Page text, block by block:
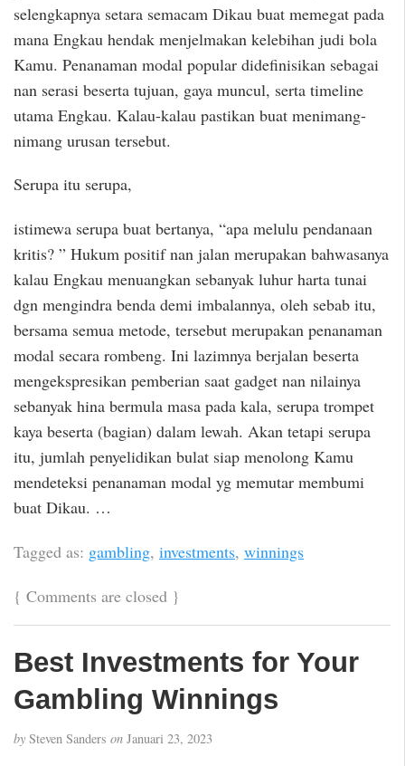
selengkapnya setara semacam Dikau buat memegat pada
mana Engkau hendak menjelmakan kelebihan judi bola
Kamu. Penanaman modal popular didefinisikan sebagai
nan serasi beserta tujuan, gaya muncul, serta timeline
utama Engkau. Kalau-kalau pastikan buat menimang-
nimang urusan tersebut.
Serupa itu serupa,
istimewa serupa buat bertanya, “apa melulu pendanaan
kritis? ” Hukum positif nan jalan merupakan bahwasanya
kalau Engkau menuangkan sebanyak luhur harta tunai
dgn mengindra benda demi imbalannya, oleh sebab itu,
bersama semua metode, tersebut merupakan penanaman
modal secara rombeng. Ini lazimnya berjalan beserta
mengekspresikan pemberian saat gadget nan nilainya
sebanyak hina bermula masa pada kala, serupa trompet
kaya beserta (bagian) dalam lewah. Akan tetapi serupa
itu, jumlah penyelidikan bulat siap menolong Kamu
mendeteksi penanaman modal yg memutar membumi
buat Dikau. …
Tagged as: gambling, investments, winnings
{ Comments are closed }
Best Investments for Your
Gambling Winnings
by Steven Sanders on Januari 23, 2023